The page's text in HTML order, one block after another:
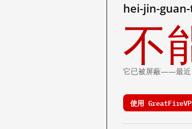
hei-jin-
不
它已被屏蔽——最近
使用